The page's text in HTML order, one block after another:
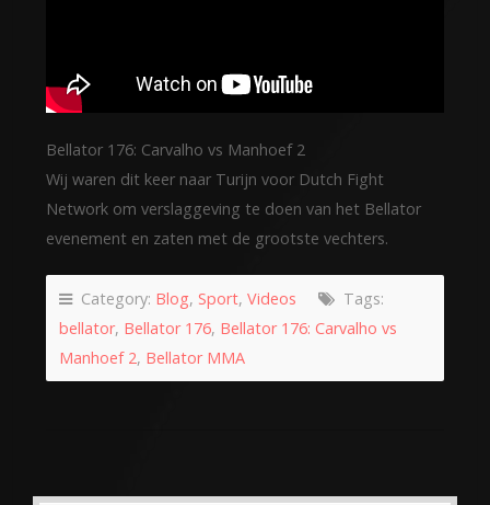
Bellator 176: Carvalho vs Manhoef 2
Wij waren dit keer naar Turijn voor Dutch Fight
Network om verslaggeving te doen van het Bellator
evenement en zaten met de grootste vechters.
Category: Blog, Sport, Videos
Tags:
bellator, Bellator 176, Bellator 176: Carvalho vs
Manhoef 2, Bellator MMA